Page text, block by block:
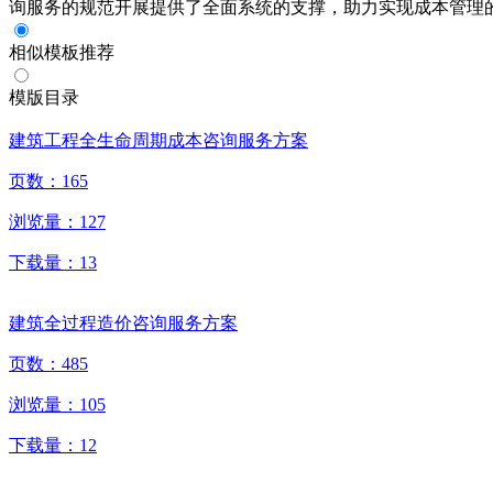
询服务的规范开展提供了全面系统的支撑，助力实现成本管理
相似模板推荐
模版目录
建筑工程全生命周期成本咨询服务方案
页数： 165
浏览量： 127
下载量： 13
建筑全过程造价咨询服务方案
页数： 485
浏览量： 105
下载量： 12